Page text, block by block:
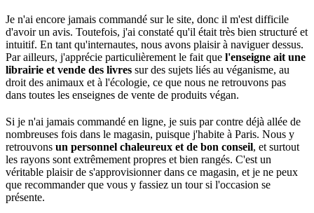
Je n'ai encore jamais commandé sur le site, donc il m'est difficile
d'avoir un avis. Toutefois, j'ai constaté qu'il était très bien structuré et
intuitif. En tant qu'internautes, nous avons plaisir à naviguer dessus.
Par ailleurs, j'apprécie particulièrement le fait que l'enseigne ait une
librairie et vende des livres sur des sujets liés au véganisme, au
droit des animaux et à l'écologie, ce que nous ne retrouvons pas
dans toutes les enseignes de vente de produits végan.
Si je n'ai jamais commandé en ligne, je suis par contre déjà allée de
nombreuses fois dans le magasin, puisque j'habite à Paris. Nous y
retrouvons un personnel chaleureux et de bon conseil, et surtout
les rayons sont extrêmement propres et bien rangés. C'est un
véritable plaisir de s'approvisionner dans ce magasin, et je ne peux
que recommander que vous y fassiez un tour si l'occasion se
présente.